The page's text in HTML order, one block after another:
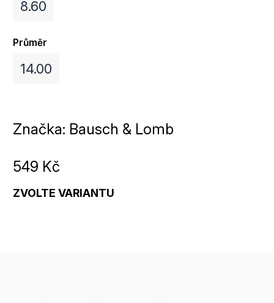
8.60
Průměr
14.00
Značka: Bausch & Lomb
549 Kč
ZVOLTE VARIANTU